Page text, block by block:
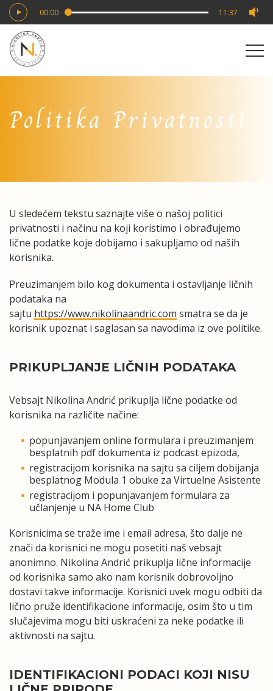
Skip
content
00:00 11:37
Politika Privatnosti
U sledećem tekstu saznajte više o našoj politici
privatnosti i načinu na koji koristimo i obrađujemo
lične podatke koje dobijamo i sakupljamo od naših
korisnika.
Preuzimanjem bilo kog dokumenta i ostavljanje ličnih
podataka na
sajtu https://www.nikolinaandric.com smatra se da je
korisnik upoznat i saglasan sa navodima iz ove politike.
PRIKUPLJANJE LIČNIH PODATAKA
Vebsajt Nikolina Andrić prikuplja lične podatke od
korisnika na različite načine:
popunjavanjem online formulara i preuzimanjem
besplatnih pdf dokumenta iz podcast epizoda,
registracijom korisnika na sajtu sa ciljem dobijanja
besplatnog Modula 1 obuke za Virtuelne Asistente
registracijom i popunjavanjem formulara za
učlanjenje u NA Home Club
Korisnicima se traže ime i email adresa, što dalje ne
znači da korisnici ne mogu posetiti naš vebsajt
anonimno. Nikolina Andrić prikuplja lične informacije
od korisnika samo ako nam korisnik dobrovoljno
dostavi takve informacije. Korisnici uvek mogu odbiti da
lično pruže identifikacione informacije, osim što u tim
slučajevima mogu biti uskraćeni za neke podatke ili
aktivnosti na sajtu.
IDENTIFIKACIONI PODACI KOJI NISU